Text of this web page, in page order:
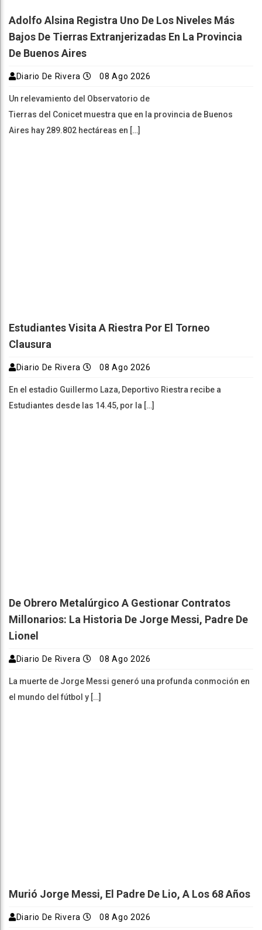
Adolfo Alsina Registra Uno De Los Niveles Más
Bajos De Tierras Extranjerizadas En La Provincia
De Buenos Aires
Diario De Rivera 08 Ago 2026
Un relevamiento del Observatorio de
Tierras del Conicet muestra que en la provincia de Buenos
Aires hay 289.802 hectáreas en […]
Estudiantes Visita A Riestra Por El Torneo
Clausura
Diario De Rivera 08 Ago 2026
En el estadio Guillermo Laza, Deportivo Riestra recibe a
Estudiantes desde las 14.45, por la […]
De Obrero Metalúrgico A Gestionar Contratos
Millonarios: La Historia De Jorge Messi, Padre De
Lionel
Diario De Rivera 08 Ago 2026
La muerte de Jorge Messi generó una profunda conmoción en
el mundo del fútbol y […]
Murió Jorge Messi, El Padre De Lio, A Los 68 Años
Diario De Rivera 08 Ago 2026